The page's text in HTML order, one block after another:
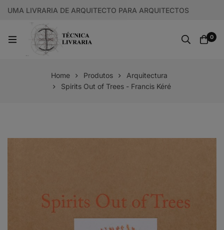
UMA LIVRARIA DE ARQUITECTO PARA ARQUITECTOS
0
Home Produtos
Arquitectura
Spirits Out of Trees - Francis Kéré